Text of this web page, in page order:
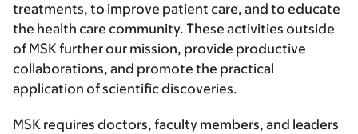
treatments, to improve patient care, and to educate
the health care community. These activities outside
of MSK further our mission, provide productive
collaborations, and promote the practical
application of scientific discoveries.
MSK requires doctors, faculty members, and leaders